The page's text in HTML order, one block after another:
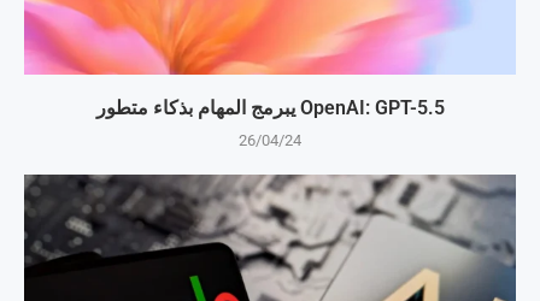
OpenAI: GPT-5.5 يبرمج المهام بذكاء متطور
26/04/24